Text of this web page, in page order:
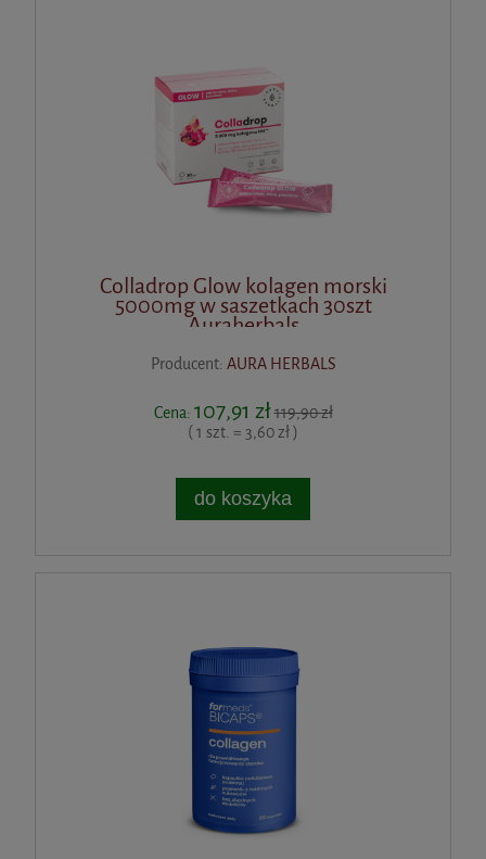
Colladrop Glow kolagen morski
5000mg w saszetkach 30szt
Auraherbals
Producent: AURA HERBALS
Cena: 107,91 zł119,90 zł
( 1 szt. = 3,60 zł )
do koszyka